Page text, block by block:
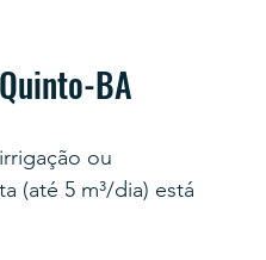
BA
ou
(até 5 m³/dia) está